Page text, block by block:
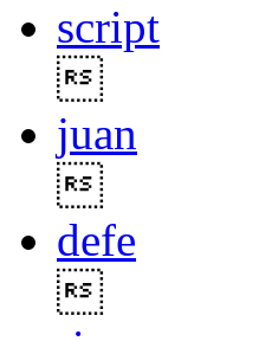
script
juan
defe